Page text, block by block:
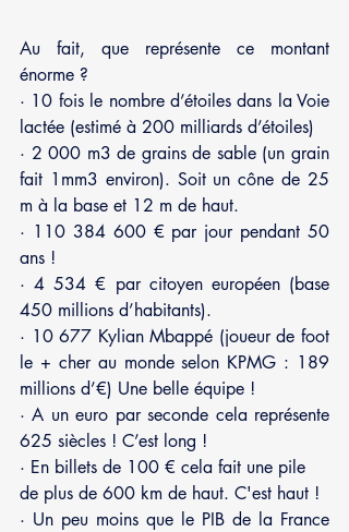
Au fait, que représente ce montant
énorme ?
· 10 fois le nombre d’étoiles dans la Voie
lactée (estimé à 200 milliards d’étoiles)
· 2 000 m3 de grains de sable (un grain
fait 1mm3 environ). Soit un cône de 25
m à la base et 12 m de haut.
· 110 384 600 € par jour pendant 50
ans !
· 4 534 € par citoyen européen (base
450 millions d’habitants).
· 10 677 Kylian Mbappé (joueur de foot
le + cher au monde selon KPMG : 189
millions d’€) Une belle équipe !
· A un euro par seconde cela représente
625 siècles ! C’est long !
· En billets de 100 € cela fait une pile
de plus de 600 km de haut. C'est haut !
· Un peu moins que le PIB de la France